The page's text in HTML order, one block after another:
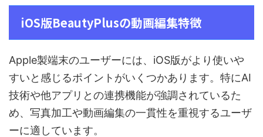
iOS版BeautyPlusの動画編集特徴
Apple製端末のユーザーには、iOS版がより使いや
すいと感じるポイントがいくつかあります。特にAI
技術や他アプリとの連携機能が強調されているた
め、写真加工や動画編集の一貫性を重視するユーザ
ーに適しています。